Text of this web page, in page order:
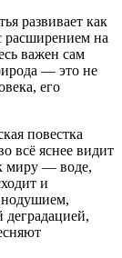
развивает как
расширением на
важен сам
— это не
его
повестка
всё яснее видит
миру — воде,
и
деградацией,